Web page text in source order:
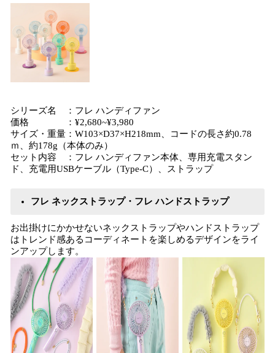
シリーズ名 ：フレ ハンディファン
価格 ：¥2,680~¥3,980
サイズ・重量：W103×D37×H218mm、コードの長さ約0.78
ｍ、約178g（本体のみ）
セット内容 ：フレ ハンディファン本体、専用充電スタン
ド、充電用USBケーブル（Type-C）、ストラップ
フレ ネックストラップ・フレ ハンドストラップ
お出掛けにかかせないネックストラップやハンドストラップ
はトレンド感あるコーディネートを楽しめるデザインをライ
ンアップします。